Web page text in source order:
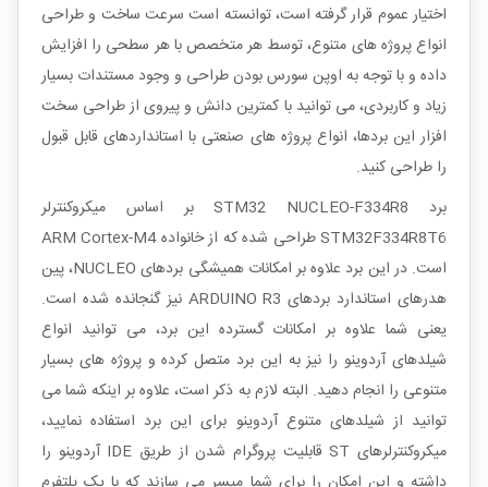
اختیار عموم قرار گرفته است، توانسته است سرعت ساخت و طراحی
انواع پروژه های متنوع، توسط هر متخصص با هر سطحی را افزایش
داده و با توجه به اوپن سورس بودن طراحی و وجود مستندات بسیار
زیاد و کاربردی، می توانید با کمترین دانش و پیروی از طراحی سخت
افزار این بردها، انواع پروژه های صنعتی با استانداردهای قابل قبول
را طراحی کنید.
برد STM32 NUCLEO-F334R8 بر اساس میکروکنترلر
STM32F334R8T6 طراحی شده که از خانواده
ARM Cortex-M4
است. در این برد علاوه بر امکانات همیشگی بردهای NUCLEO، پین
هدرهای استاندارد بردهای ARDUINO R3 نیز گنجانده شده است.
یعنی شما علاوه بر امکانات گسترده این برد، می توانید انواع
شیلدهای آردوینو را نیز به این برد متصل کرده و پروژه های بسیار
متنوعی را انجام دهید. البته لازم به ذکر است، علاوه بر اینکه شما می
توانید از شیلدهای متنوع آردوینو برای این برد استفاده نمایید،
میکروکنترلرهای STقابلیت پروگرام شدن از طریق IDE آردوینو را